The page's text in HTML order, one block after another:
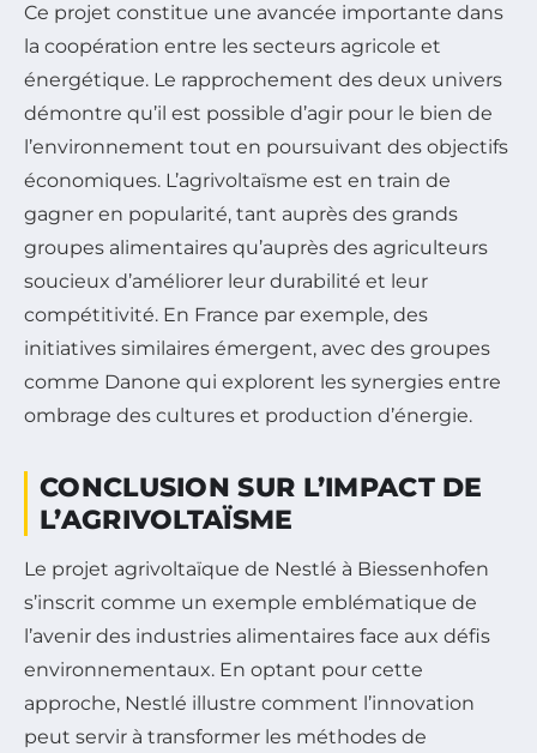
Ce projet constitue une avancée importante dans
la coopération entre les secteurs agricole et
énergétique. Le rapprochement des deux univers
démontre qu’il est possible d’agir pour le bien de
l’environnement tout en poursuivant des objectifs
économiques. L’agrivoltaïsme est en train de
gagner en popularité, tant auprès des grands
groupes alimentaires qu’auprès des agriculteurs
soucieux d’améliorer leur durabilité et leur
compétitivité. En France par exemple, des
initiatives similaires émergent, avec des groupes
comme Danone qui explorent les synergies entre
ombrage des cultures et production d’énergie.
CONCLUSION SUR L’IMPACT DE
L’AGRIVOLTAÏSME
Le projet agrivoltaïque de Nestlé à Biessenhofen
s’inscrit comme un exemple emblématique de
l’avenir des industries alimentaires face aux défis
environnementaux. En optant pour cette
approche, Nestlé illustre comment l’innovation
peut servir à transformer les méthodes de